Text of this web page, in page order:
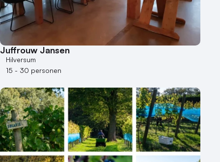
Juffrouw Jansen
Hilversum
15 - 30 personen